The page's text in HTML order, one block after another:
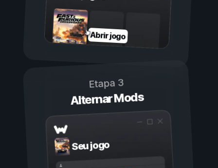
Abrir jogo
Etapa 3
Alternar Mods
Seu jogo